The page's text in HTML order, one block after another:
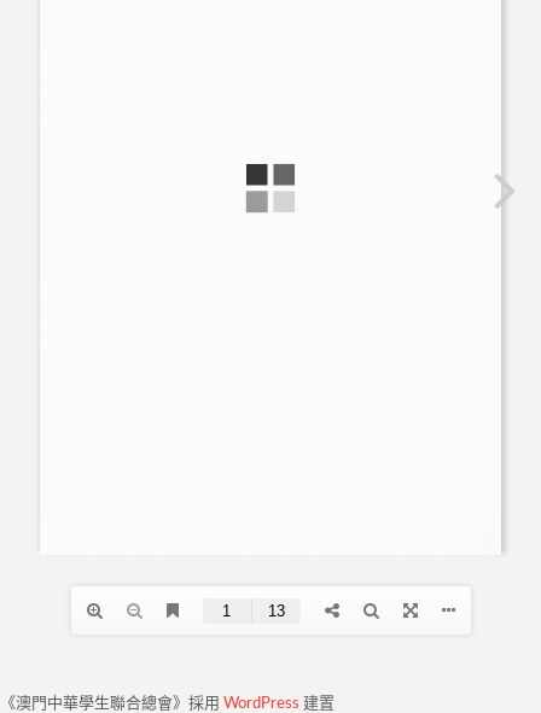
《澳門中華學生聯合總會》採用 WordPress 建置